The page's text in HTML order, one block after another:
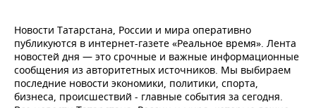
Новости Татарстана, России и мира оперативно
публикуются в интернет-газете «Реальное время». Лента
новостей дня — это срочные и важные информационные
сообщения из авторитетных источников. Мы выбираем
последние новости экономики, политики, спорта,
бизнеса, происшествий - главные события за сегодня.